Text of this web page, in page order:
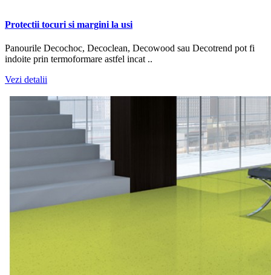
Protectii tocuri si margini la usi
Panourile Decochoc, Decoclean, Decowood sau Decotrend pot fi
indoite prin termoformare astfel incat ..
Vezi detalii